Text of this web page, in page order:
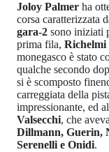
Joloy Palmer ha
corsa caratterizzata
gara-2 sono iniziati
prima fila, Richelmi
monegasco è stato
qualche secondo
si è scomposto
carreggiata della
impressionante, ed
Valsecchi, che
Dillmann, Guerin,
Serenelli e Onidi.